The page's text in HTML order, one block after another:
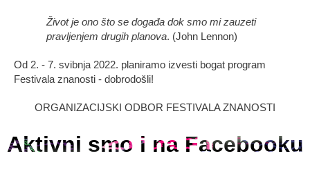
Život je ono što se događa dok smo mi zauzeti
pravljenjem drugih planova. (John Lennon)
Od 2. - 7. svibnja 2022. planiramo izvesti bogat program
Festivala znanosti - dobrodošli!
ORGANIZACIJSKI ODBOR FESTIVALA ZNANOSTI
Aktivni smo i na Facebooku